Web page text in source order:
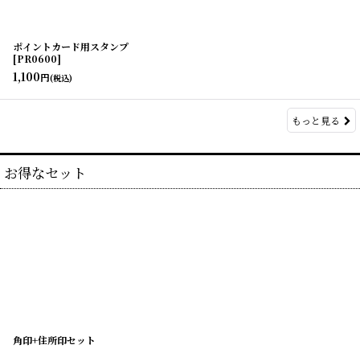
ポイントカード用スタンプ
[PR0600]
1,100円(税込)
もっと見る
お得なセット
角印+住所印セット